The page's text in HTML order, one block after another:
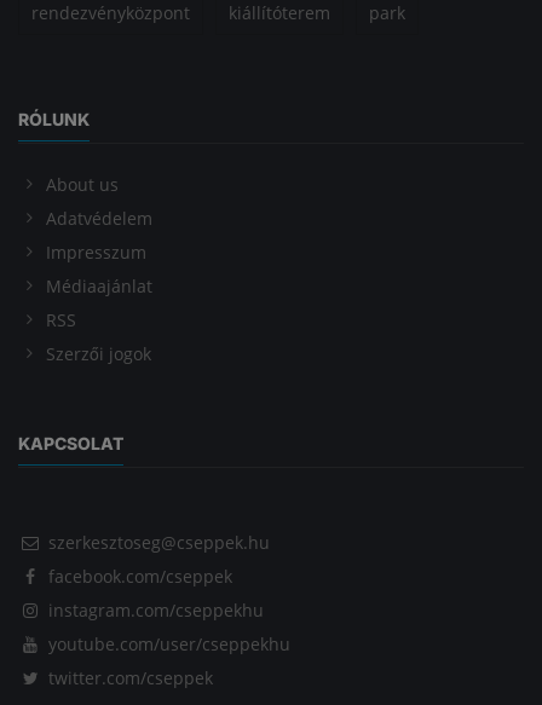
rendezvényközpont kiállítóterem park
RÓLUNK
About us
Adatvédelem
Impresszum
Médiaajánlat
RSS
Szerzői jogok
KAPCSOLAT
szerkesztoseg@cseppek.hu
facebook.com/cseppek
instagram.com/cseppekhu
youtube.com/user/cseppekhu
twitter.com/cseppek